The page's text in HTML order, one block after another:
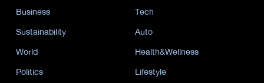
Business
Tech
Sustainability
Auto
World
Health&Wellness
Politics
Lifestyle